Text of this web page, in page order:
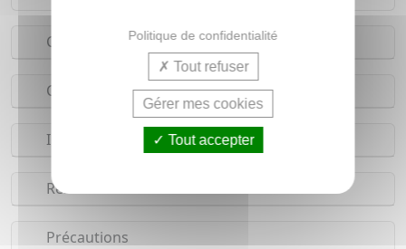
Conseils d'utilisation
Composition
Indications
Réserves
Précautions
Politique de confidentialité
Tout refuser
Gérer mes cookies
Tout accepter